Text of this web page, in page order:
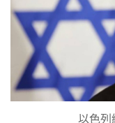
以色列